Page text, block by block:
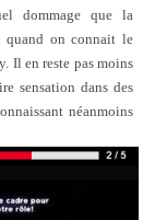
dommage que la
quand on connait le
Il en reste pas moins
sensation dans des
néanmoins